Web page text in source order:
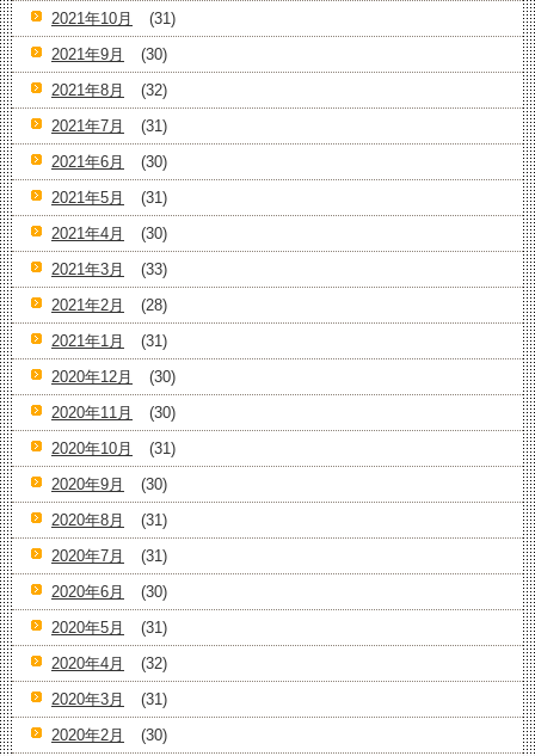
2021年10月
(31)
2021年9月
(30)
2021年8月
(32)
2021年7月
(31)
2021年6月
(30)
2021年5月
(31)
2021年4月
(30)
2021年3月
(33)
2021年2月
(28)
2021年1月
(31)
2020年12月
(30)
2020年11月
(30)
2020年10月
(31)
2020年9月
(30)
2020年8月
(31)
2020年7月
(31)
2020年6月
(30)
2020年5月
(31)
2020年4月
(32)
2020年3月
(31)
2020年2月
(30)